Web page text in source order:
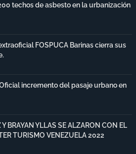
techos de asbesto en la urbanización
FOSPUCA Barinas cierra sus
incremento del pasaje urbano en
BRAYAN YLLAS SE ALZARON CON EL
TURISMO VENEZUELA 2022